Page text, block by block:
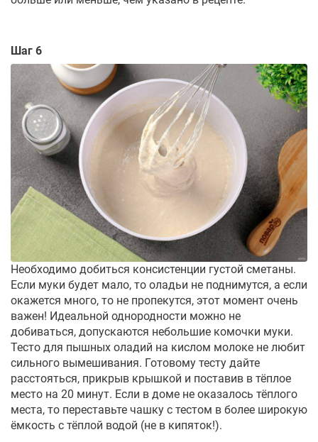
Шаг 6
Необходимо добиться консистенции густой сметаны.
Если муки будет мало, то оладьи не поднимутся, а если
окажется много, то не пропекутся, этот момент очень
важен! Идеальной однородности можно не
добиваться, допускаются небольшие комочки муки.
Тесто для пышных оладий на кислом молоке не любит
сильного вымешивания. Готовому тесту дайте
расстояться, прикрыв крышкой и поставив в тёплое
место на 20 минут. Если в доме не оказалось тёплого
места, то переставьте чашку с тестом в более широкую
ёмкость с тёплой водой (не в кипяток!).